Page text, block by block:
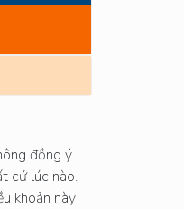
đồng ý
cứ lúc nào.
khoản này